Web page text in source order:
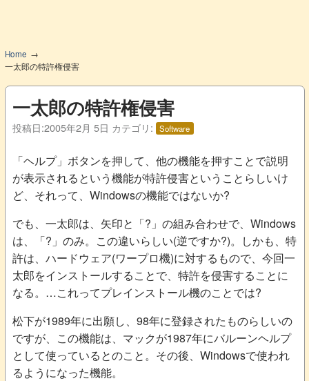
Home
一太郎の特許権侵害
一太郎の特許権侵害
投稿日:2005年2月 5日 カテゴリ: Software
「ヘルプ」ボタンを押して、他の機能を押すことで説明
が表示されるという機能が特許侵害ということらしいけ
ど、それって、Windowsの機能ではないか?
でも、一太郎は、矢印と「?」の組み合わせで、Windows
は、「?」のみ。この違いらしい(逆ですか?)。しかも、特
許は、ハードウェア(ワープロ機)に対するもので、今回一
太郎をインストールすることで、特許を侵害することに
なる。…これってプレインストール機のことでは?
松下が1989年に出願し、98年に登録されたものらしいの
ですが、この機能は、マックが1987年にバルーンヘルプ
として使っているとのこと。その後、Windowsで使われ
るようになった機能。